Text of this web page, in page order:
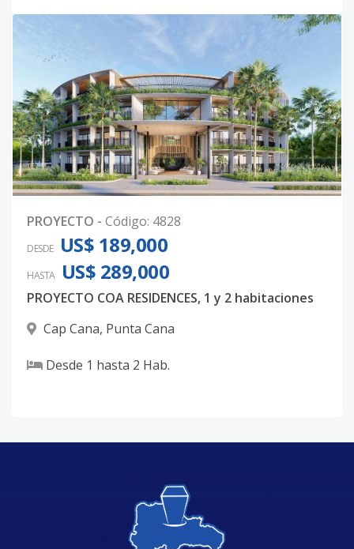
PROYECTO - Código: 4828
DESDE US$ 189,000
HASTA US$ 289,000
PROYECTO COA RESIDENCES, 1 y 2 habitaciones
Cap Cana, Punta Cana
Desde 1 hasta 2 Hab.